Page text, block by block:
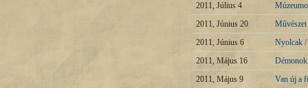
2011, Július 4
2011, Június 20
2011, Június 6
Nyolcak /
2011, Május 16
2011, Május 9
Van új a